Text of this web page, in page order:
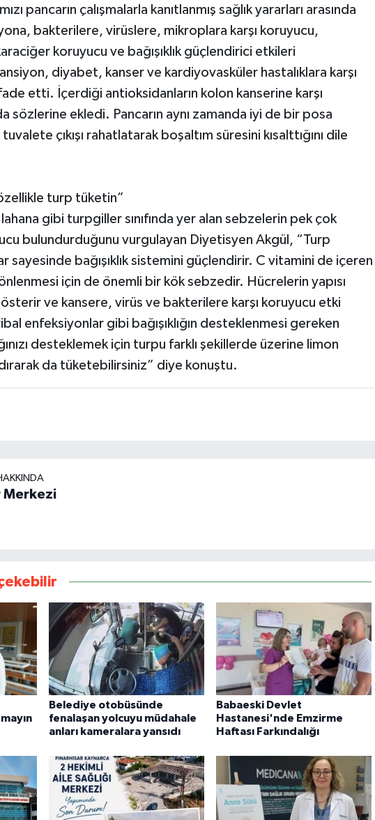
pancarın çalışmalarla kanıtlanmış sağlık yararları arasında
bakterilere, virüslere, mikroplara karşı koruyucu,
koruyucu ve bağışıklık güçlendirici etkileri
diyabet, kanser ve kardiyovasküler hastalıklara karşı
etti. İçerdiği antioksidanların kolon kanserine karşı
sözlerine ekledi. Pancarın aynı zamanda iyi de bir posa
çıkışı rahatlatarak boşaltım süresini kısalttığını dile
turp tüketin”
gibi turpgiller sınıfında yer alan sebzelerin pek çok
bulundurduğunu vurgulayan Diyetisyen Akgül, “Turp
sayesinde bağışıklık sistemini güçlendirir. C vitamini de içeren
için de önemli bir kök sebzedir. Hücrelerin yapısı
ve kansere, virüs ve bakterilere karşı koruyucu etki
enfeksiyonlar gibi bağışıklığın desteklenmesi gereken
desteklemek için turpu farklı şekillerde üzerine limon
da tüketebilirsiniz” diye konuştu.
Merkezi
Belediye otobüsünde
fenalaşan yolcuyu müdahale
anları kameralara yansıdı
Babaeski Devlet
Hastanesi'nde Emzirme
Haftası Farkındalığı